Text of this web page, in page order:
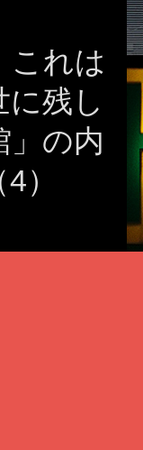
これは
に残し
」の内
）